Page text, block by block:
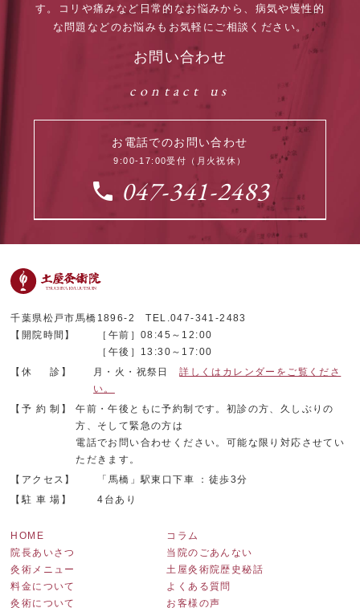
す。
コリや痛みなど日常的なお悩みから、病気や慢性的
な問題などのお悩みもお気軽にご相談ください。
お問い合わせ
contact us
お電話でのお問い合わせ
9:00-17:00受付（月火祝休）
local_phone 047-341-2483
千葉県松戸市馬橋1896-2 TEL.047-341-2483
【開院時間】
［午前］08:45～12:00
［午後］13:30～17:00
【休 診】
月・火・祝祭日詳しくはカレンダーをご覧くださ
い。
【予 約 制】
午前・午後ともに予約制です。初診の方、久しぶりの
方、そして緊急の方は
電話でお問い合わせください。可能な限り対応させてい
ただきます。
【アクセス】
「馬橋」駅東口下車 ：徒歩3分
【駐 車 場】
4台あり
HOME
院長あいさつ
灸術メニュー
料金について
灸術について
コラム
当院のごあんない
土屋灸術院歴史秘話
よくある質問
お客様の声